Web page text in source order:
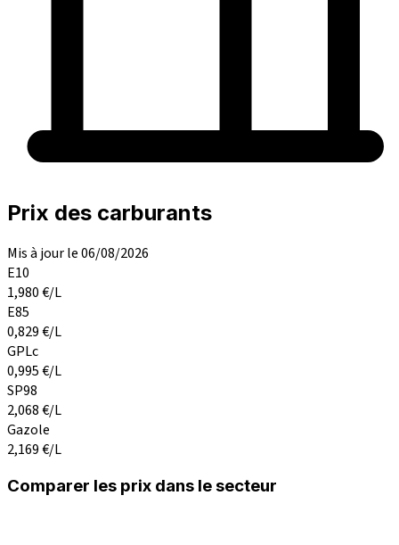
Prix des carburants
Mis à jour le 06/08/2026
E10
1,980€/L
E85
0,829€/L
GPLc
0,995€/L
SP98
2,068€/L
Gazole
2,169€/L
Comparer les prix dans le secteur